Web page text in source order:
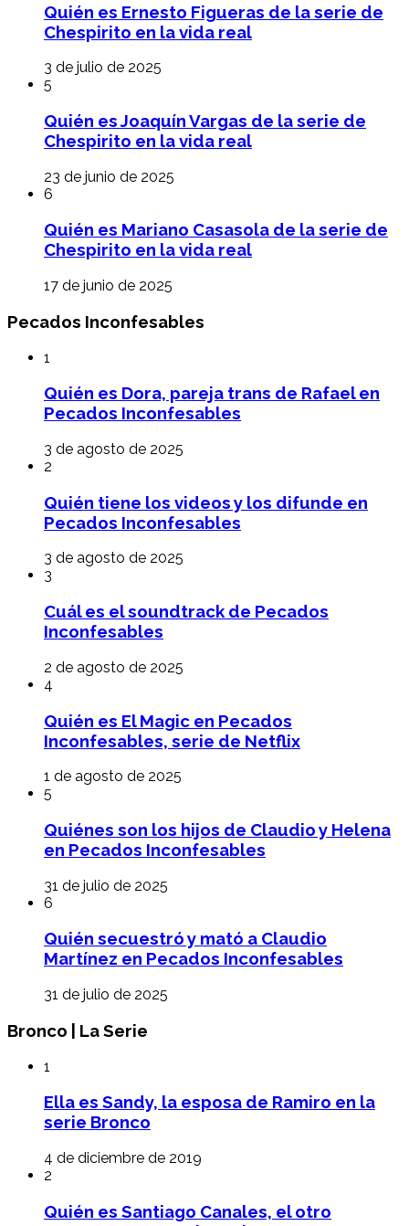
Quién es Ernesto Figueras de la serie de
Chespirito en la vida real
3 de julio de 2025
5
Quién es Joaquín Vargas de la serie de
Chespirito en la vida real
23 de junio de 2025
6
Quién es Mariano Casasola de la serie de
Chespirito en la vida real
17 de junio de 2025
Pecados Inconfesables
1
Quién es Dora, pareja trans de Rafael en
Pecados Inconfesables
3 de agosto de 2025
2
Quién tiene los videos y los difunde en
Pecados Inconfesables
3 de agosto de 2025
3
Cuál es el soundtrack de Pecados
Inconfesables
2 de agosto de 2025
4
Quién es El Magic en Pecados
Inconfesables, serie de Netflix
1 de agosto de 2025
5
Quiénes son los hijos de Claudio y Helena
en Pecados Inconfesables
31 de julio de 2025
6
Quién secuestró y mató a Claudio
Martínez en Pecados Inconfesables
31 de julio de 2025
Bronco | La Serie
1
Ella es Sandy, la esposa de Ramiro en la
serie Bronco
4 de diciembre de 2019
2
Quién es Santiago Canales, el otro